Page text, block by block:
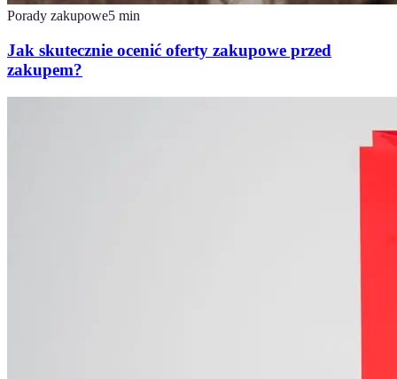
Porady zakupowe5 min
Jak skutecznie ocenić oferty zakupowe przed
zakupem?